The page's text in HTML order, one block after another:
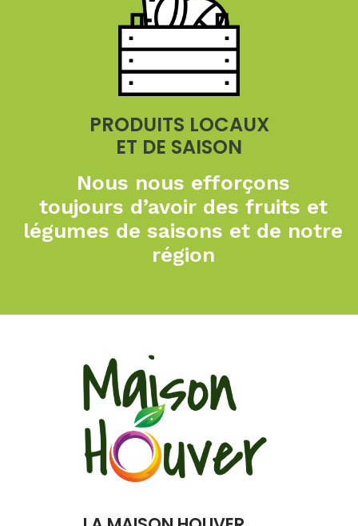
PRODUITS LOCAUX
ET DE SAISON
Nous nous efforçons
toujours d’avoir des fruits et
légumes de saisons et de notre
région